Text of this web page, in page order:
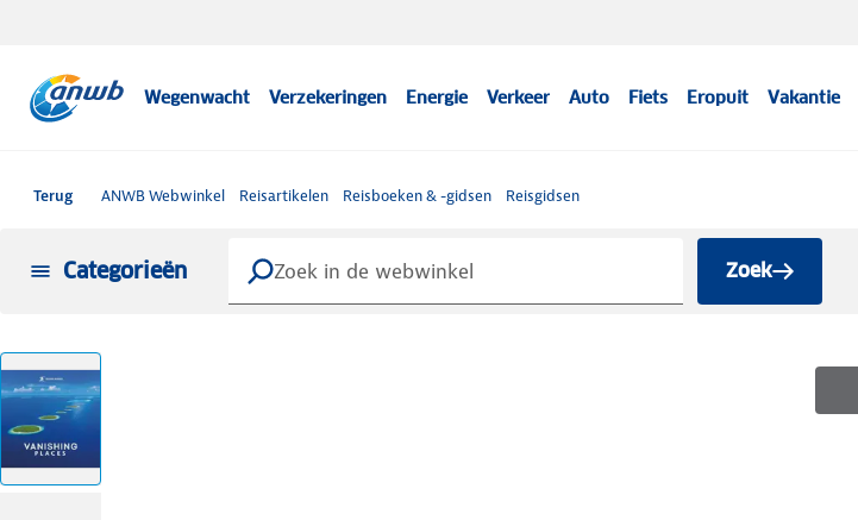
Wegenwacht Verzekeringen Energie Verkeer Auto Fiets Eropuit Vakantie
Terug ANWB Webwinkel Reisartikelen Reisboeken & -gidsen Reisgidsen
Categorieën Zoek